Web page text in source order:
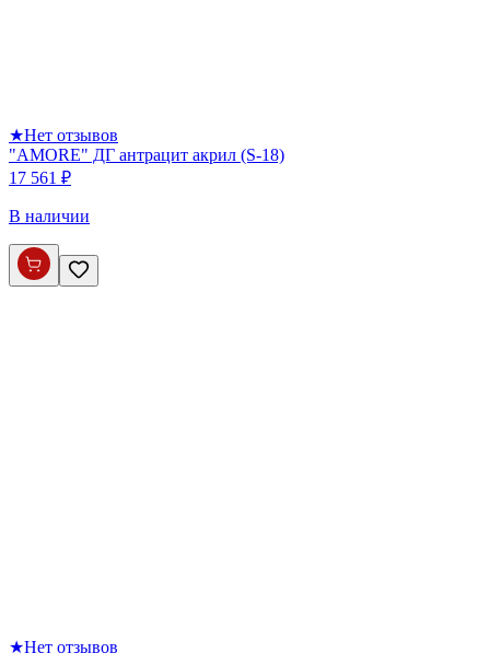
★Нет отзывов
"AMORE" ДГ антрацит акрил (S-18)
17 561 ₽
В наличии
★Нет отзывов